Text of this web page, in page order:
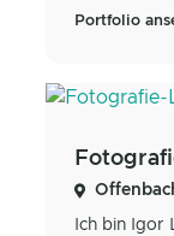
Portfolio
Ich bin Igor